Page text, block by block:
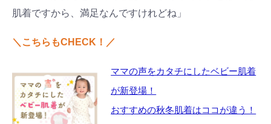
肌着ですから、満足なんですけれどね」
＼こちらもCHECK！／
ママの声をカタチにしたベビー肌着
が新登場！
おすすめの秋冬肌着はココが違う！